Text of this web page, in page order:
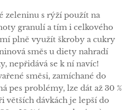
zeleninu s rýží použít na
granulí a tím i celkového
plně využít škroby a cukry
směs u diety nahradí
nepřidává se k ní navíc!
směsi, zamíchané do
pes problémy, lze dát až 30 %
větších dávkách je lepší do